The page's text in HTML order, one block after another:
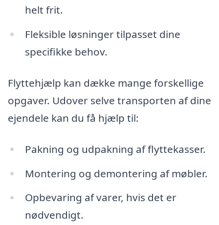
helt frit.
Fleksible løsninger tilpasset dine
specifikke behov.
Flyttehjælp kan dække mange forskellige
opgaver. Udover selve transporten af dine
ejendele kan du få hjælp til:
Pakning og udpakning af flyttekasser.
Montering og demontering af møbler.
Opbevaring af varer, hvis det er
nødvendigt.